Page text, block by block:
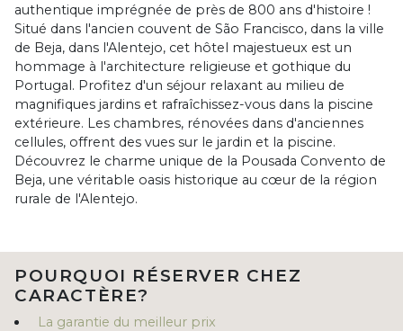
authentique imprégnée de près de 800 ans d'histoire !
Situé dans l'ancien couvent de São Francisco, dans la ville
de Beja, dans l'Alentejo, cet hôtel majestueux est un
hommage à l'architecture religieuse et gothique du
Portugal. Profitez d'un séjour relaxant au milieu de
magnifiques jardins et rafraîchissez-vous dans la piscine
extérieure. Les chambres, rénovées dans d'anciennes
cellules, offrent des vues sur le jardin et la piscine.
Découvrez le charme unique de la Pousada Convento de
Beja, une véritable oasis historique au cœur de la région
rurale de l'Alentejo.
POURQUOI RÉSERVER CHEZ
CARACTÈRE?
La garantie du meilleur prix